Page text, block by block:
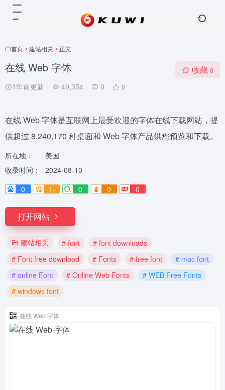
首页 • 建站相关 • 正文
在线 Web 字体
1年前更新 49,354 0 0
收藏 0
在线 Web 字体是互联网上最受欢迎的字体在线下载网站，提
供超过 8,240,170 种桌面和 Web 字体产品供您预览和下载。
所在地：
美国
收录时间：
2024-08-10
0
1- 0 0 0
打开网站
建站相关 # font
# font downloads
# Font free download
# Fonts # free font
# mac font
# online Font
# Online Web Fonts
# WEB Free Fonts
# windows font
在线 Web 字体